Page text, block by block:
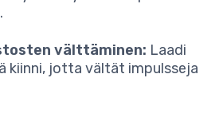
välttäminen: Laadi
kiinni, jotta vältät impulsseja